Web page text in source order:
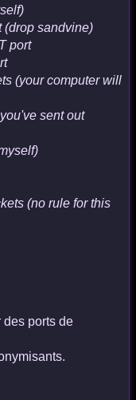
(drop sandvine)
port
(your computer will
sent out
(no rule for this
des ports de